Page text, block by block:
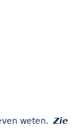
weten. Zie